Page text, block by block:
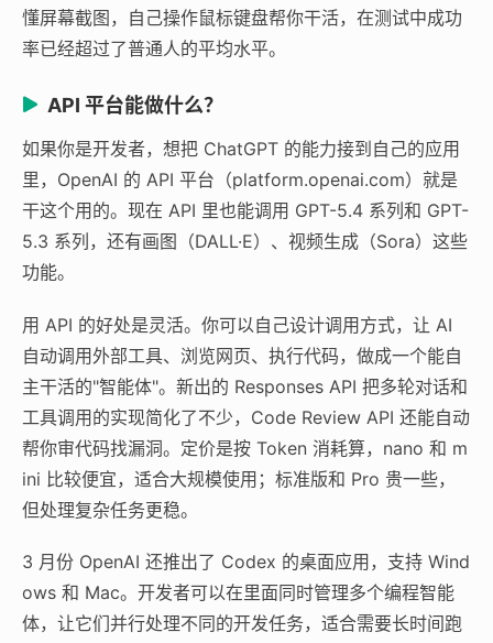
懂屏幕截图，自己操作鼠标键盘帮你干活，在测试中成功
率已经超过了普通人的平均水平。
API 平台能做什么？
如果你是开发者，想把 ChatGPT 的能力接到自己的应用
里，OpenAI 的 API 平台（platform.openai.com）就是
干这个用的。现在 API 里也能调用 GPT-5.4 系列和 GPT-
5.3 系列，还有画图（DALL·E）、视频生成（Sora）这些
功能。
用 API 的好处是灵活。你可以自己设计调用方式，让 AI
自动调用外部工具、浏览网页、执行代码，做成一个能自
主干活的"智能体"。新出的 Responses API 把多轮对话和
工具调用的实现简化了不少，Code Review API 还能自动
帮你审代码找漏洞。定价是按 Token 消耗算，nano 和 m
ini 比较便宜，适合大规模使用；标准版和 Pro 贵一些，
但处理复杂任务更稳。
3 月份 OpenAI 还推出了 Codex 的桌面应用，支持 Wind
ows 和 Mac。开发者可以在里面同时管理多个编程智能
体，让它们并行处理不同的开发任务，适合需要长时间跑